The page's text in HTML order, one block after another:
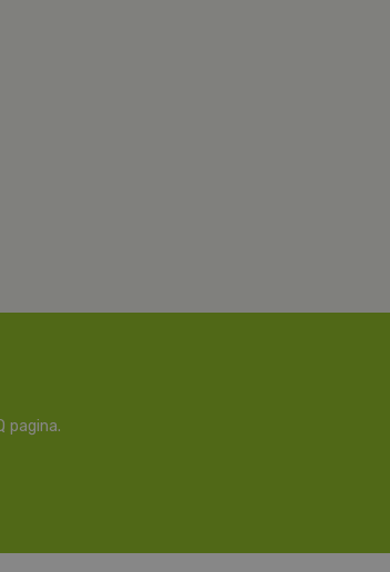
pagina.